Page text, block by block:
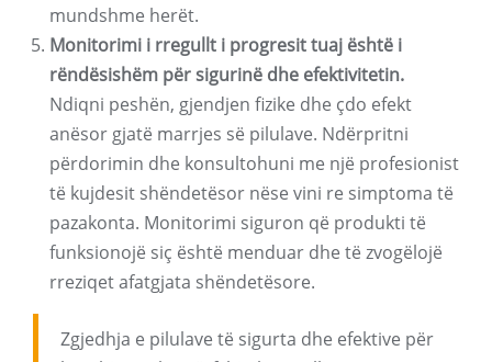
mundshme herët.
Monitorimi i rregullt i progresit tuaj është i
rëndësishëm për sigurinë dhe efektivitetin.
Ndiqni peshën, gjendjen fizike dhe çdo efekt
anësor gjatë marrjes së pilulave. Ndërpritni
përdorimin dhe konsultohuni me një profesionist
të kujdesit shëndetësor nëse vini re simptoma të
pazakonta. Monitorimi siguron që produkti të
funksionojë siç është menduar dhe të zvogëlojë
rreziqet afatgjata shëndetësore.
Zgjedhja e pilulave të sigurta dhe efektive për